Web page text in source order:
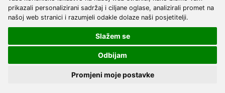
prikazali personalizirani sadržaj i ciljane oglase, analizirali promet na
našoj web stranici i razumjeli odakle dolaze naši posjetitelji.
Slažem se
Odbijam
Promjeni moje postavke
Antidekubitalni memory jastuk SYSTAM P361C | 51 cm x
50 cm x 8 cm
177,50 € DODAJ
1 Narudžba